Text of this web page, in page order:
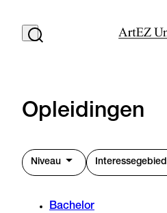
Opleidingen
Niveau Interessegebied
Bachelor